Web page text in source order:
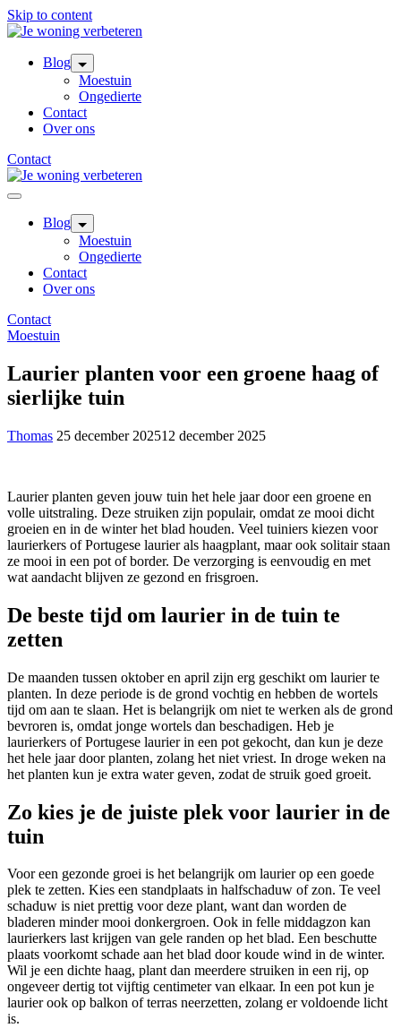
Skip to content
Blog
Moestuin
Ongedierte
Contact
Over ons
Contact
Blog
Moestuin
Ongedierte
Contact
Over ons
Contact
Moestuin
Laurier planten voor een groene haag of
sierlijke tuin
Thomas 25 december 202512 december 2025
Laurier planten geven jouw tuin het hele jaar door een groene en
volle uitstraling. Deze struiken zijn populair, omdat ze mooi dicht
groeien en in de winter het blad houden. Veel tuiniers kiezen voor
laurierkers of Portugese laurier als haagplant, maar ook solitair staan
ze mooi in een pot of border. De verzorging is eenvoudig en met
wat aandacht blijven ze gezond en frisgroen.
De beste tijd om laurier in de tuin te
zetten
De maanden tussen oktober en april zijn erg geschikt om laurier te
planten. In deze periode is de grond vochtig en hebben de wortels
tijd om aan te slaan. Het is belangrijk om niet te werken als de grond
bevroren is, omdat jonge wortels dan beschadigen. Heb je
laurierkers of Portugese laurier in een pot gekocht, dan kun je deze
het hele jaar door planten, zolang het niet vriest. In droge weken na
het planten kun je extra water geven, zodat de struik goed groeit.
Zo kies je de juiste plek voor laurier in de
tuin
Voor een gezonde groei is het belangrijk om laurier op een goede
plek te zetten. Kies een standplaats in halfschaduw of zon. Te veel
schaduw is niet prettig voor deze plant, want dan worden de
bladeren minder mooi donkergroen. Ook in felle middagzon kan
laurierkers last krijgen van gele randen op het blad. Een beschutte
plaats voorkomt schade aan het blad door koude wind in de winter.
Wil je een dichte haag, plant dan meerdere struiken in een rij, op
ongeveer dertig tot vijftig centimeter van elkaar. In een pot kun je
laurier ook op balkon of terras neerzetten, zolang er voldoende licht
is.